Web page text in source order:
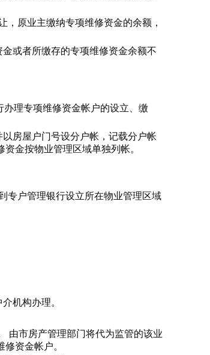
原业主缴纳专项维修资金的余额，
或者所缴存的专项维修资金余额不
理专项维修资金帐户的设立、缴
房屋户门号设分户帐，记载分户帐
金按物业管理区域单独列帐。
专户管理银行设立所在物业管理区域
机构办理。
由市房产管理部门将代为监管的该业
资金帐户。